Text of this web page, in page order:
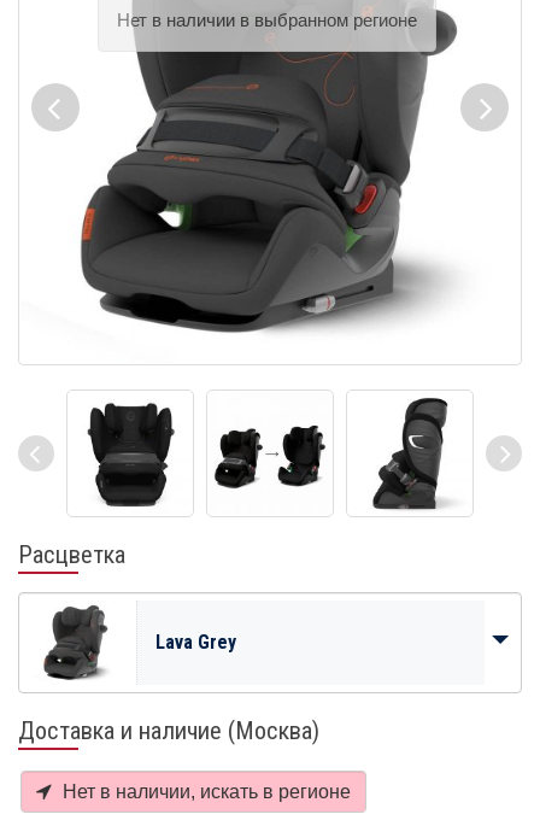
Расцветка
Lava Grey
Доставка и наличие (Москва)
Нет в наличии, искать в регионе